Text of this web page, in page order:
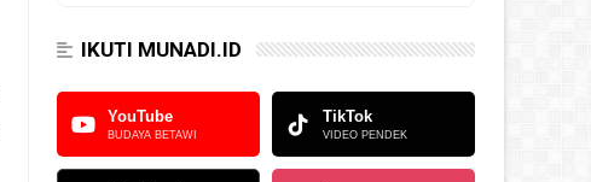
IKUTI MUNADI.ID
YouTube
BUDAYA BETAWI
TikTok
VIDEO PENDEK